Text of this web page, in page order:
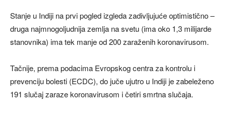
Stanje u Indiji na prvi pogled izgleda zadivljujuće optimistično –
druga najmnogoljudnija zemlja na svetu (ima oko 1,3 milijarde
stanovnika) ima tek manje od 200 zaraženih koronavirusom.
Tačnije, prema podacima Evropskog centra za kontrolu i
prevenciju bolesti (ECDC), do juče ujutro u Indiji je zabeleženo
191 slučaj zaraze koronavirusom i četiri smrtna slučaja.